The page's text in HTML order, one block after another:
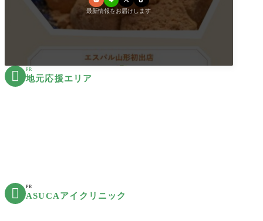
最新情報をお届けします
 PR
地元応援エリア
 PR
ASUCAアイクリニック